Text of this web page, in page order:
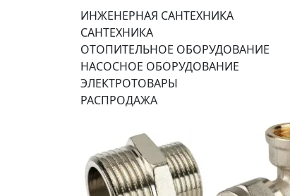
ИНЖЕНЕРНАЯ САНТЕХНИКА
САНТЕХНИКА
ОТОПИТЕЛЬНОЕ ОБОРУДОВАНИЕ
НАСОСНОЕ ОБОРУДОВАНИЕ
ЭЛЕКТРОТОВАРЫ
РАСПРОДАЖА